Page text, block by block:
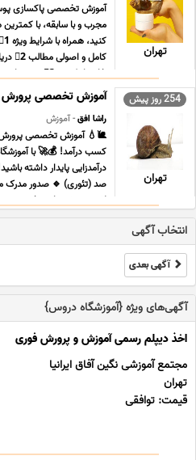
تهران
آموزش تخصصی پاکسازی
مجرب و با سابقه، با
خارج از کشور 3⃣ دوره های جبرانی ر ... ...
254 روز پیش
تهران
آموزش تخصصی پرورش
راشا افق- آموزش
🐌💧 آموزش تخصصی پرورش
کسب درآمد! 💰🚀 با
درآمدزایی پایدار داشته
صد (تئوری) 🔹 صدور مدرک
لازم 🔹 پشتیبانی
انتخاب آگهی
آگهی بعدی
آگهی‌های ویژه {آموزشگاه دروس}
اخذ دیپلم رسمی آموزش و پرورش فوری
مجتمع آموزشی نگین آفاق ایرانیا
تهران
قیمت: توافقی